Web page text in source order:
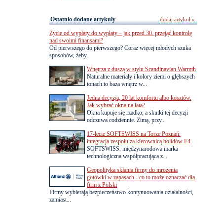
Ostatnio dodane artykuły
Życie od wypłaty do wypłaty – jak przed 30. przejąć kontrolę
nad swoimi finansami?
Od pierwszego do pierwszego? Coraz więcej młodych szuka
sposobów, żeby...
Wnętrza z duszą w stylu Scandinavian Warmth
Naturalne materiały i kolory ziemi o głębszych
tonach to baza wnętrz w...
Jedna decyzja, 20 lat komfortu albo kosztów.
Jak wybrać okna na lata?
Okna kupuje się rzadko, a skutki tej decyzji
odczuwa codziennie. Zimą, przy...
17-lecie SOFTSWISS na Torze Poznań:
integracja zespołu za kierownicą bolidów F4
SOFTSWISS, międzynarodowa marka
technologiczna współpracująca z...
Geopolityka skłania firmy do mrożenia
gotówki w zapasach - co to może oznaczać dla
firm z Polski
Firmy wybierają bezpieczeństwo kontynuowania działalności,
zamiast...
dodaj artykuł »